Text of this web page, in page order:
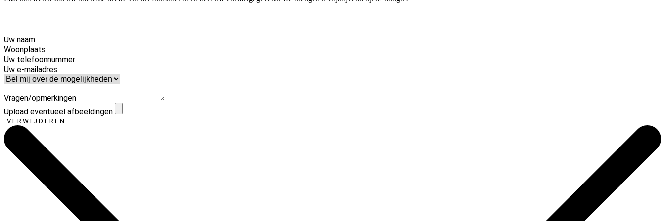
Uw naam
Woonplaats
Uw telefoonnummer
Uw e-mailadres
Vragen/opmerkingen
Upload eventueel afbeeldingen
VERWIJDEREN